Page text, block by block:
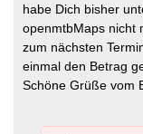
habe Dich bisher
openmtbMaps nicht
zum nächsten
einmal den Betrag
Schöne Grüße vom